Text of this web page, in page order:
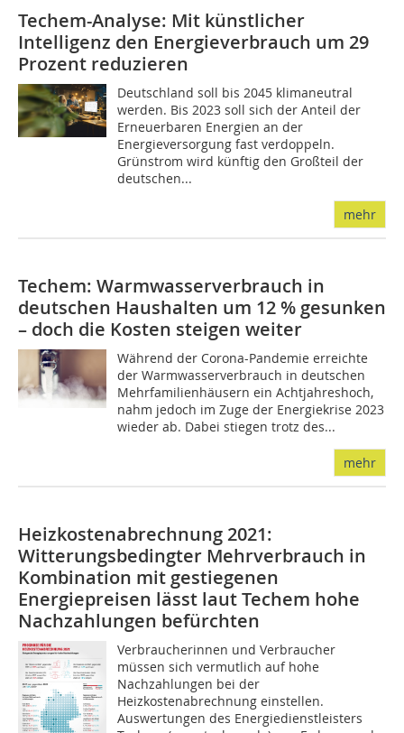
Techem-Analyse: Mit künstlicher
Intelligenz den Energieverbrauch um 29
Prozent reduzieren
Deutschland soll bis 2045 klimaneutral
werden. Bis 2023 soll sich der Anteil der
Erneuerbaren Energien an der
Energieversorgung fast verdoppeln.
Grünstrom wird künftig den Großteil der
deutschen...
mehr
Techem: Warmwasserverbrauch in
deutschen Haushalten um 12 % gesunken
– doch die Kosten steigen weiter
Während der Corona-Pandemie erreichte
der Warmwasserverbrauch in deutschen
Mehrfamilienhäusern ein Achtjahreshoch,
nahm jedoch im Zuge der Energiekrise 2023
wieder ab. Dabei stiegen trotz des...
mehr
Heizkostenabrechnung 2021:
Witterungsbedingter Mehrverbrauch in
Kombination mit gestiegenen
Energiepreisen lässt laut Techem hohe
Nachzahlungen befürchten
Verbraucherinnen und Verbraucher
müssen sich vermutlich auf hohe
Nachzahlungen bei der
Heizkostenabrechnung einstellen.
Auswertungen des Energiedienstleisters